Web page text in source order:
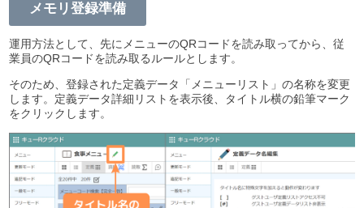
メモリ登録準備
運用方法として、先にメニューのQRコードを読み取ってから、従
業員のQRコードを読み取るルールとします。
そのため、登録された定義データ「メニューリスト」の名称を変更
します。定義データ詳細リストを表示後、タイトル横の鉛筆マーク
をクリックします。